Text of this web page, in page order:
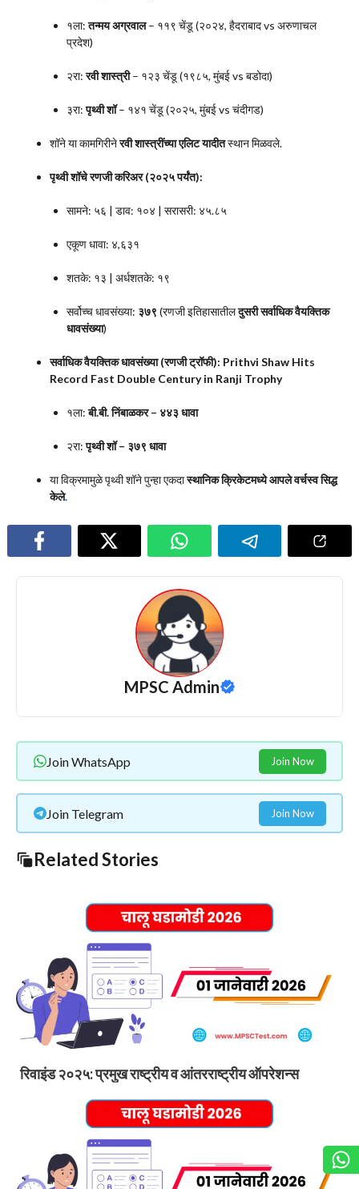
१ला:तन्मय अग्रवाल– ११९ चेंडू (२०२४, हैदराबाद vs अरुणाचल
प्रदेश)
२रा:रवी शास्त्री– १२३ चेंडू (१९८५, मुंबई vs बडोदा)
३रा:पृथ्वी शॉ– १४१ चेंडू (२०२५, मुंबई vs चंदीगड)
शॉने या कामगिरीनेरवी शास्त्रींच्या एलिट यादीतस्थान मिळवले.
पृथ्वी शॉचे रणजी करिअर (२०२५ पर्यंत):
सामने: ५६ | डाव: १०४ | सरासरी: ४५.८५
एकूण धावा: ४,६३१
शतके: १३ | अर्धशतके: १९
सर्वोच्च धावसंख्या: ३७९ (रणजी इतिहासातीलदुसरी सर्वाधिक वैयक्तिक
धावसंख्या)
सर्वाधिक वैयक्तिक धावसंख्या (रणजी ट्रॉफी): Prithvi Shaw Hits
Record Fast Double Century in Ranji Trophy
१ला:बी.बी. निंबाळकर – ४४३ धावा
२रा:पृथ्वी शॉ – ३७९ धावा
या विक्रमामुळे पृथ्वी शॉने पुन्हा एकदास्थानिक क्रिकेटमध्ये आपले वर्चस्व सिद्ध
केले.
MPSC Admin
Join WhatsApp Join Now
Join Telegram Join Now
Related Stories
रिवाइंड २०२५: प्रमुख राष्ट्रीय व आंतरराष्ट्रीय ऑपरेशन्स